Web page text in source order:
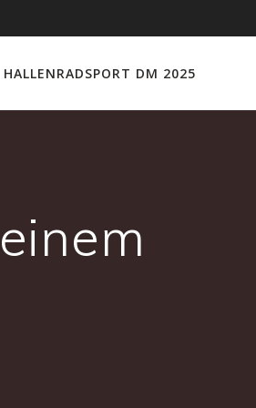
HALLENRADSPORT DM 2025